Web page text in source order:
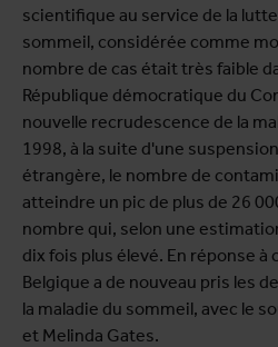
scientifique au service de la
sommeil, considérée comme
nombre de cas était très faible
République démocratique du
nouvelle recrudescence de la
1998, à la suite d'une
étrangère, le nombre de
atteindre un pic de plus de 26
nombre qui, selon une
dix fois plus élevé. En réponse
Belgique a de nouveau pris les
la maladie du sommeil, avec le
et Melinda Gates.